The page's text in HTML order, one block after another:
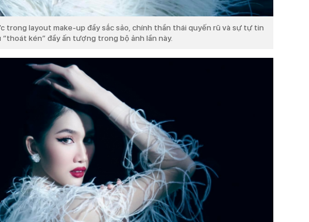
trong layout make-up đầy sắc sảo, chính thần thái quyến rũ và sự tự tin
“thoát kén” đầy ấn tượng trong bộ ảnh lần này.